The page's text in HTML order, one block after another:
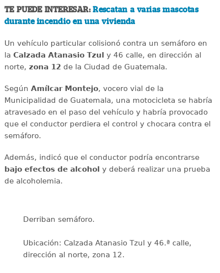
TE PUEDE INTERESAR:Rescatan a varias mascotas
durante incendio en una vivienda
Un vehículo particular colisionó contra un semáforo en
la Calzada Atanasio Tzul y 46 calle, en dirección al
norte, zona 12de la Ciudad de Guatemala.
Según Amílcar Montejo, vocero vial de la
Municipalidad de Guatemala, una motocicleta se habría
atravesado en el paso del vehículo y habría provocado
que el conductor perdiera el control y chocara contra el
semáforo.
Además, indicó que el conductor podría encontrarse
bajo efectos de alcohol y deberá realizar una prueba
de alcoholemia.
Derriban semáforo.
Ubicación: Calzada Atanasio Tzul y 46.ª calle,
dirección al norte, zona 12.